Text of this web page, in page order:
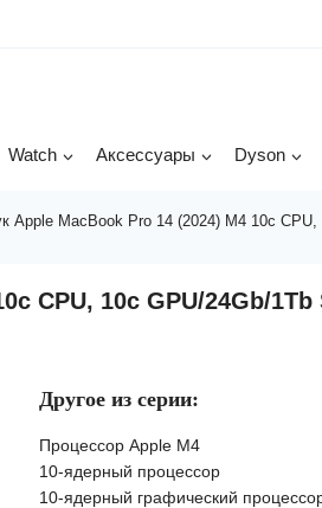
Watch Аксессуары Dyson
Apple MacBook Pro 14 (2024) M4 10c
CPU, 10c GPU/24Gb/1Tb
Другое из серии:
Процессор Apple M4
10-ядерный процессор
10-ядерный графический